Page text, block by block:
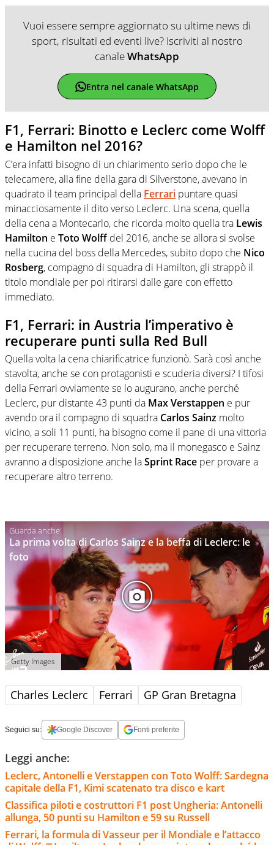
Vuoi essere sempre aggiornato su ultime news di
sport, risultati ed eventi live? Iscriviti al nostro
canaleWhatsApp
Entra nel canale WhatsApp
F1, Ferrari: Binotto e Leclerc come Wolff
e Hamilton nel 2016?
C’era infatti bisogno di un chiarimento serio dopo che le
telecamere, alla fine della gara di Silverstone, avevano in
quadrato il team principal della Ferrari puntare quasi
minacciosamente il dito verso Leclerc. Una scena, quella
della cena a Montecarlo, che ricorda molto quella tra Lewis
Hamilton e Toto Wolffdel 2016, anche se allora si svolse
nella cucina del boss della Mercedes, subito dopo che Nico
Rosberg, compagno di squadra di Hamilton, gli strappò il
titolo mondiale per poi ritirarsi dalle gare con effetto
immediato.
F1, Ferrari: in Austria l’imperativo è
recuperare punti sulla Red Bull
Quella volta la cena chiarificatrice funzionò. Sarà così anche
stavolta, anche se con protagonisti e scuderia diversi? I tifosi
della Ferrari ovviamente se lo augurano, anche perché
Leclerc, pur distante 43 punti da Max Verstappen e pur
avendo ora il compagno di squadra Carlos Sainz molto
vicino, a soli 11 punti, ha bisogno come il pane di una vittoria
per recuperare terreno. Non solo, ma il monegasco e Sainz
avranno a disposizione anche laSprint Race per provare a
recuperare altro terreno.
La prima volta di Carlos Sainz e la beffa di Leclerc: le
foto
Getty Images
Charles Leclerc Ferrari GP Gran Bretagna
Seguici su: Google Discover Fonti preferite
Leggi anche:
Leclerc, Antonelli e Verstappen con Toto Wolff: Sardegna
capitale della F1, Kimi scatenato tra disco e kart
Classifica piloti e costruttori F1 post Ungheria: Antonelli
allunga, 50 punti su Hamilton e 59 su Russell
Ferrari, la formula di Vasseur per il Mondiale e l’attacco